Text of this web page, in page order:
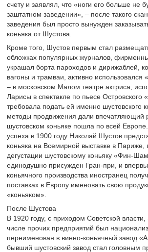
счету и заявлял, что «ноги его больше не
заштатном заведении», – после такого
заведения был просто вынужден
коньяка от Шустова.
Кроме того, Шустов первым стал
обложках популярных журналов,
украшал борта пароходов и дирижаблей,
вагоны и трамваи, активно использовался
– в московском Малом театре актриса,
Ларисы в спектакле по пьесе Островского
требовала подать ей именно шустовского
методы продвижения дали впечатляющий
шустовском коньяке пошла по всей
успеха в 1900 году Николай Шустов
коньяка на Всемирной выставке в Париже,
дегустации шустовскому коньяку «Фин-
единодушно присужден Гран-при, и
коньячного производства иностранец
поставках в Европу именовать свою
«коньяком».
После Шустова
В 1920 году, с приходом Советской
числе прочих предприятий был
переименован в винно-коньячный завод
бывший шустовский завод стал головным